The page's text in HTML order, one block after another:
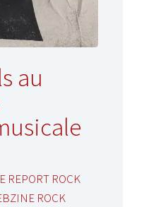
au
REPORT ROCK
ROCK